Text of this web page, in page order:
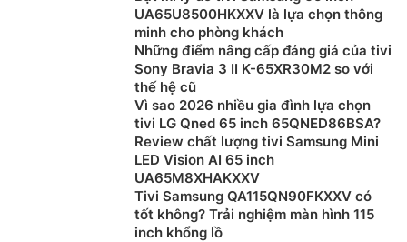
và điểm ảnh sống động, giúp mỗi khung hình trở nên
ấn tượng và mãn nhãn hơn bao giờ hết.
UA65U8500HKXXV là lựa chọn thông
minh cho phòng khách
Những điểm nâng cấp đáng giá của tivi
Sony Bravia 3 II K-65XR30M2 so với
thế hệ cũ
Vì sao 2026 nhiều gia đình lựa chọn
tivi LG Qned 65 inch 65QNED86BSA?
Review chất lượng tivi Samsung Mini
LED Vision AI 65 inch
UA65M8XHAKXXV
Tivi Samsung QA115QN90FKXXV có
tốt không? Trải nghiệm màn hình 115
inch khổng lồ